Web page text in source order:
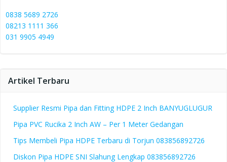
0838 5689 2726
08213 1111 366
031 9905 4949
Artikel Terbaru
Supplier Resmi Pipa dan Fitting HDPE 2 Inch BANYUGLUGUR
Pipa PVC Rucika 2 Inch AW – Per 1 Meter Gedangan
Tips Membeli Pipa HDPE Terbaru di Torjun 083856892726
Diskon Pipa HDPE SNI Slahung Lengkap 083856892726